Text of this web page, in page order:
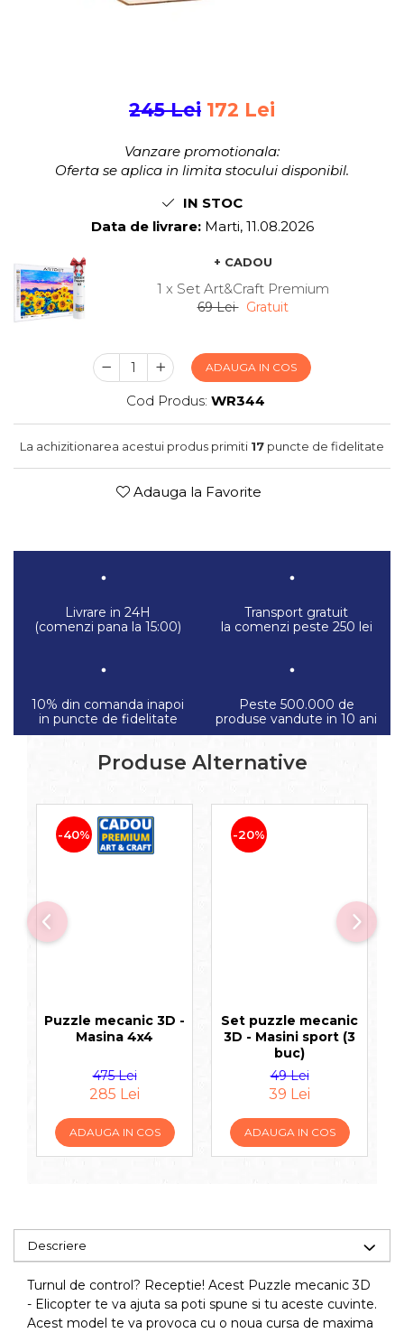
Jocuri pentru 2 persoane
Monopoly
Jocuri de masa
Jocuri de societate in limba
romana
245 Lei 172 Lei
Vanzare promotionala:
Oferta se aplica in limita stocului disponibil.
IN STOC
Data de livrare:Marti, 11.08.2026
+ CADOU
1 x Set Art&Craft Premium
69 LeiGratuit
ADAUGA IN COS
Cod Produs: WR344
La achizitionarea acestui produs primiti 17 puncte de fidelitate
Adauga la Favorite
Livrare in 24H
(comenzi pana la 15:00)
Transport gratuit
la comenzi peste 250 lei
10% din comanda inapoi
in puncte de fidelitate
Peste 500.000 de
produse vandute in 10 ani
Produse Alternative
-40%
Puzzle mecanic 3D -
Masina 4x4
475 Lei
285 Lei
ADAUGA IN COS
-20%
Set puzzle mecanic
3D - Masini sport (3
buc)
49 Lei
39 Lei
ADAUGA IN COS
Descriere
Turnul de control? Receptie! Acest Puzzle mecanic 3D
- Elicopter te va ajuta sa poti spune si tu aceste cuvinte.
Acest model te va provoca cu o noua cursa de maxima